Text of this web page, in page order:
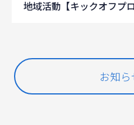
地域活動【キックオフプ
お知